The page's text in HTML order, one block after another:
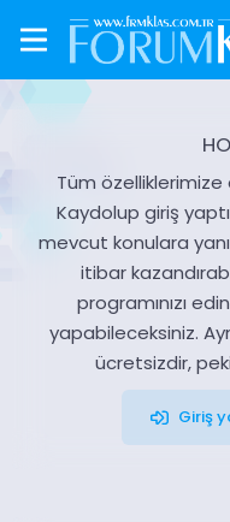
Tüm özelliklerimize
Kaydolup giriş
mevcut konulara
itibar
programınızı
yapabileceksiniz.
ücretsizdir,
Giriş